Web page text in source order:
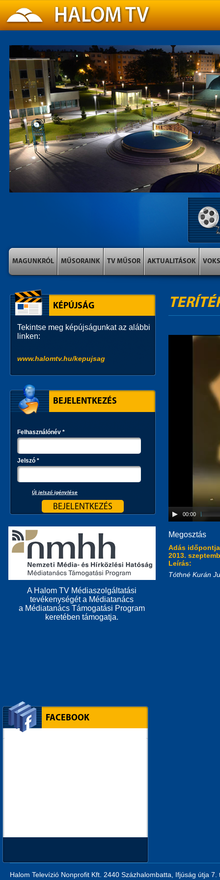
MAGUNKRÓL MŰSORAINK TV MŰSOR AKTUALITÁSOK VOKS
00:00
Megosztás
Adás
2013.
Leírás:
Tóthné Kurán
KÉPÚJSÁG
Tekintse meg képújságunkat az alábbi
linken:
www.halomtv.hu/kepujsag
BEJELENTKEZÉS
Felhasználónév *
Jelszó *
Új jelszó igénylése
A Halom TV Médiaszolgáltatási
tevékenységét a Médiatanács
a Médiatanács Támogatási Program
keretében támogatja.
FACEBOOK
Halom Televízió Nonprofit Kft. 2440 Százhalombatta, Ifjúság útja